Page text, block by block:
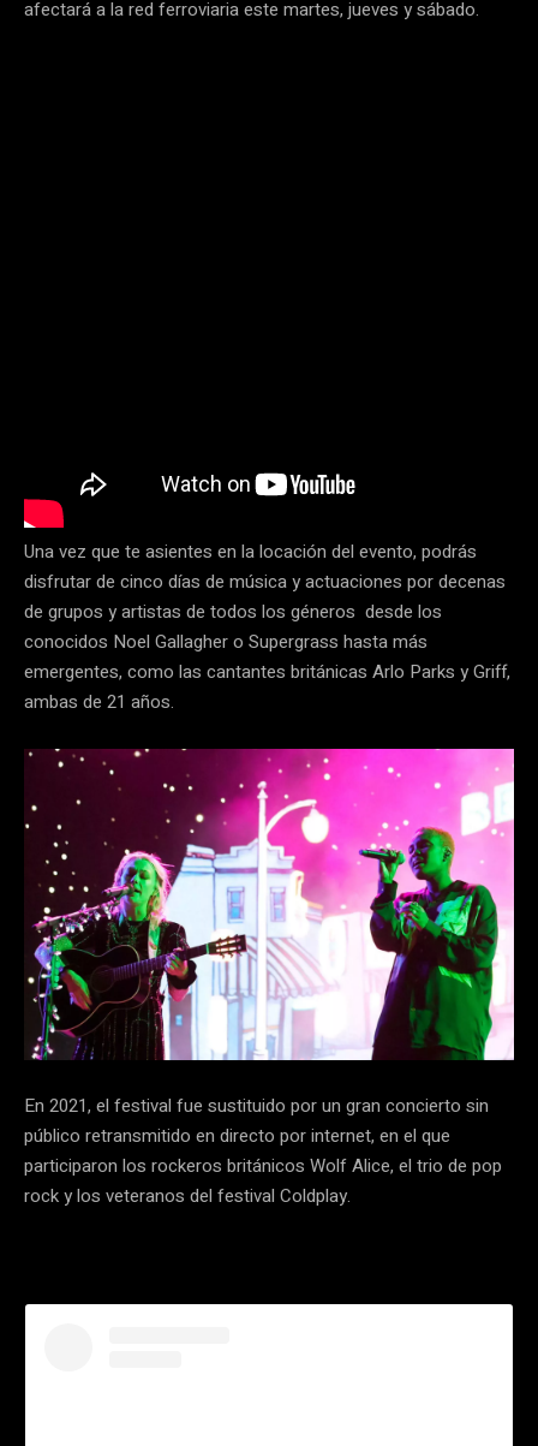
afectará a la red ferroviaria este martes, jueves y sábado.
Una vez que te asientes en la locación del evento, podrás
disfrutar de cinco días de música y actuaciones por decenas
de grupos y artistas de todos los géneros desde los
conocidos Noel Gallagher o Supergrass hasta más
emergentes, como las cantantes británicas Arlo Parks y Griff,
ambas de 21 años.
En 2021, el festival fue sustituido por un gran concierto sin
público retransmitido en directo por internet, en el que
participaron los rockeros británicos Wolf Alice, el trio de pop
rock y los veteranos del festival Coldplay.